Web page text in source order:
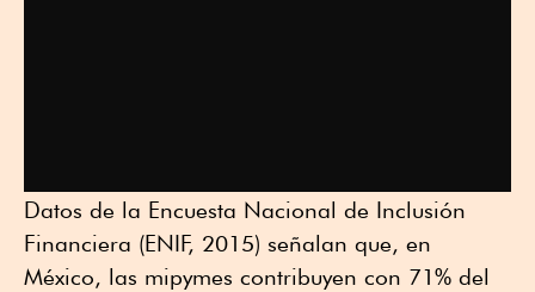
Datos de la Encuesta Nacional de Inclusión
Financiera (ENIF, 2015) señalan que, en
México, las mipymes contribuyen con 71% del